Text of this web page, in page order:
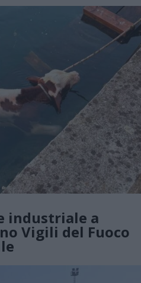
industriale a
Vigili del Fuoco